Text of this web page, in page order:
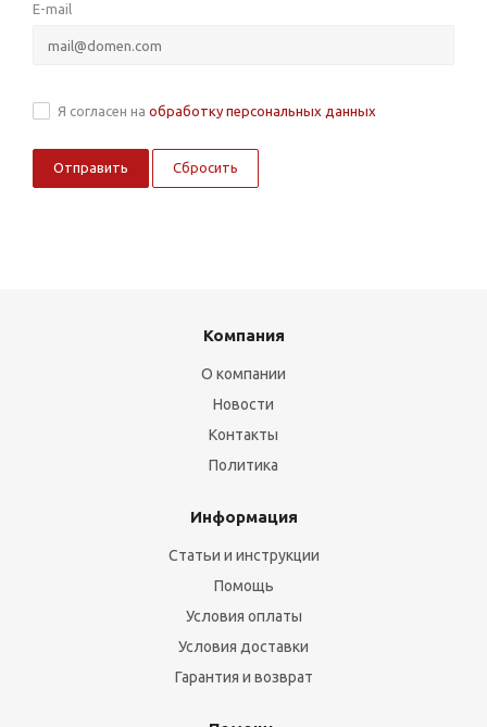
E-mail
Я согласен на обработку персональных данных
Сбросить
Компания
О компании
Новости
Контакты
Политика
Информация
Статьи и инструкции
Помощь
Условия оплаты
Условия доставки
Гарантия и возврат